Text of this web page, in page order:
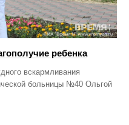
ребенка
вскармливания
больницы №40 Ольгой